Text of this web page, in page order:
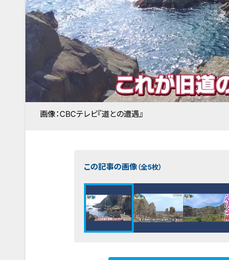
画像：CBCテレビ『道との遭遇』
この記事の画像（全5枚）